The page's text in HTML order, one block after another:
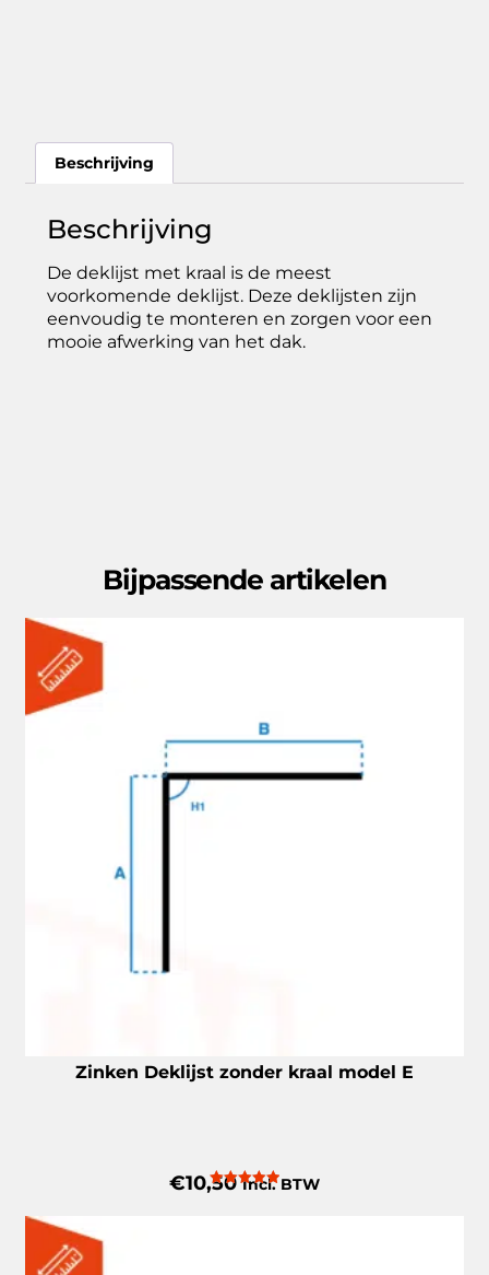
Beschrijving
Beschrijving
De deklijst met kraal is de meest
voorkomende deklijst. Deze deklijsten zijn
eenvoudig te monteren en zorgen voor een
mooie afwerking van het dak.
Bijpassende artikelen
Zinken Deklijst zonder kraal model E
€10,50 Incl. BTW